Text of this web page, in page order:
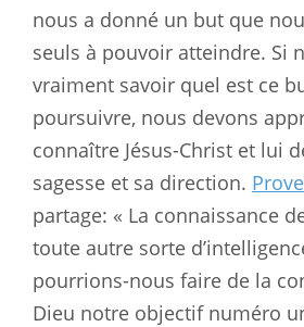
nous a donné un but que
seuls à pouvoir atteindre. Si
vraiment savoir quel est ce
poursuivre, nous devons
connaître Jésus-Christ et lui
sagesse et sa direction.
partage: « La connaissance
toute autre sorte
pourrions-nous faire de la
Dieu notre objectif numéro